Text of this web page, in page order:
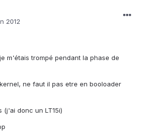
2012
m'étais trompé pendant la phase de
ne faut il pas etre en booloader
(j'ai donc un LT15i)